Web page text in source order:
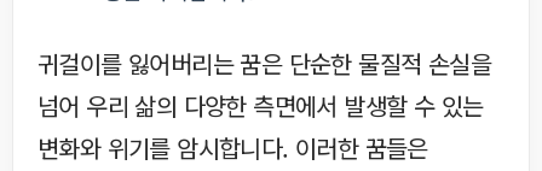
귀걸이를 잃어버리는 꿈은 단순한 물질적 손실을
넘어 우리 삶의 다양한 측면에서 발생할 수 있는
변화와 위기를 암시합니다. 이러한 꿈들은